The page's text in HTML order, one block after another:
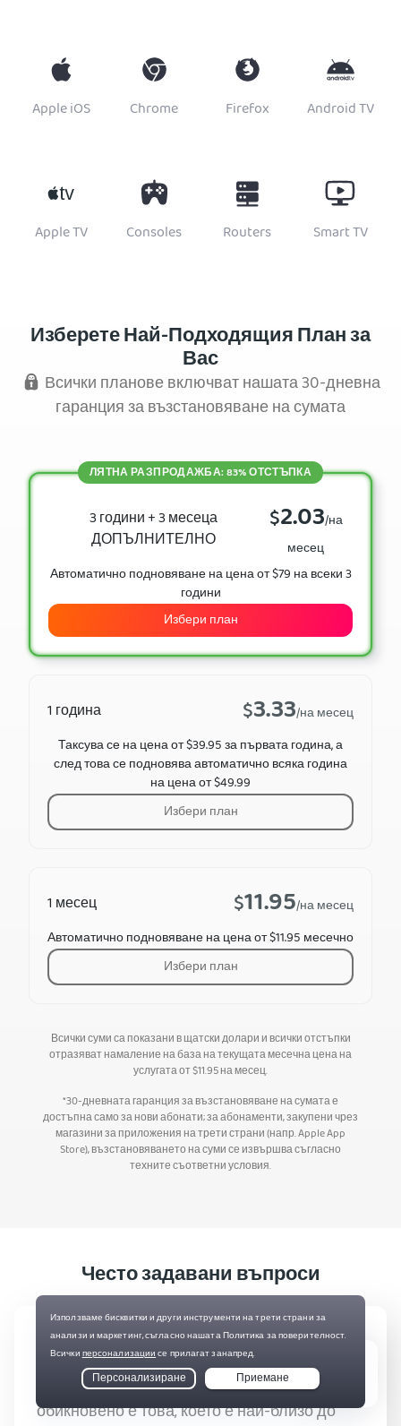
Apple iOS Chrome Firefox Android TV
Apple TV Consoles Routers Smart TV
Изберете Най-Подходящия План за
Вас
Всички планове включват нашата 30-дневна
гаранция за възстановяване на сумата
1 месец $11.95/на месец
Автоматично подновяване на цена от $11.95 месечно
Избери план
3 години + 3 месеца
ДОПЪЛНИТЕЛНО
$2.03/на
месец
ЛЯТНА РАЗПРОДАЖБА: 83% ОТСТЪПКА
Автоматично подновяване на цена от $79 на всеки 3
години
Избери план
1 година $3.33/на месец
Таксува се на цена от $39.95 за първата година, а
след това се подновява автоматично всяка година
на цена от $49.99
Избери план
Всички суми са показани в щатски долари и всички отстъпки
отразяват намаление на база на текущата месечна цена на
услугата от$11.95на месец.
*30-дневната гаранция за възстановяване на сумата е
достъпна само за нови абонати; за абонаменти, закупени чрез
магазини за приложения на трети страни (напр. Apple App
Store), възстановяването на суми се извършва съгласно
техните съответни условия.
Често задавани въпроси
Как да избера най-доброто сървърно
местоположение?
Най-доброто сървърно местоположение
обикновено е това, което е най-близо до